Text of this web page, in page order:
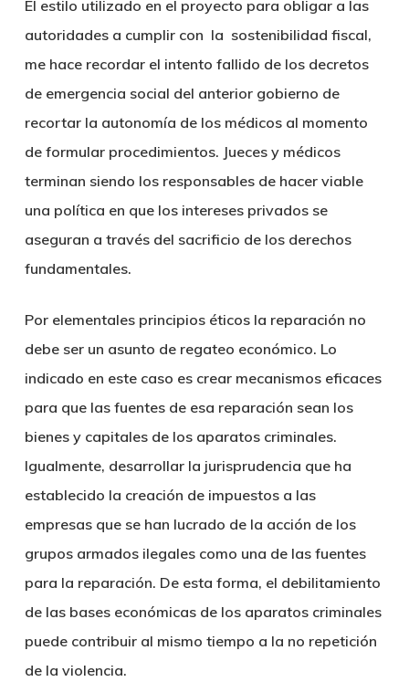
El estilo utilizado en el proyecto para obligar a las
autoridades a cumplir con la sostenibilidad fiscal,
me hace recordar el intento fallido de los decretos
de emergencia social del anterior gobierno de
recortar la autonomía de los médicos al momento
de formular procedimientos. Jueces y médicos
terminan siendo los responsables de hacer viable
una política en que los intereses privados se
aseguran a través del sacrificio de los derechos
fundamentales.
Por elementales principios éticos la reparación no
debe ser un asunto de regateo económico. Lo
indicado en este caso es crear mecanismos eficaces
para que las fuentes de esa reparación sean los
bienes y capitales de los aparatos criminales.
Igualmente, desarrollar la jurisprudencia que ha
establecido la creación de impuestos a las
empresas que se han lucrado de la acción de los
grupos armados ilegales como una de las fuentes
para la reparación. De esta forma, el debilitamiento
de las bases económicas de los aparatos criminales
puede contribuir al mismo tiempo a la no repetición
de la violencia.